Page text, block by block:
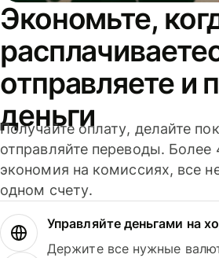
Экономьте,
отправляете и
деньги
Получайте оплату, делайте
отправляйте переводы. Более
экономия на комиссиях, все
одном счету.
Управляйте деньгами на
Держите все нужные